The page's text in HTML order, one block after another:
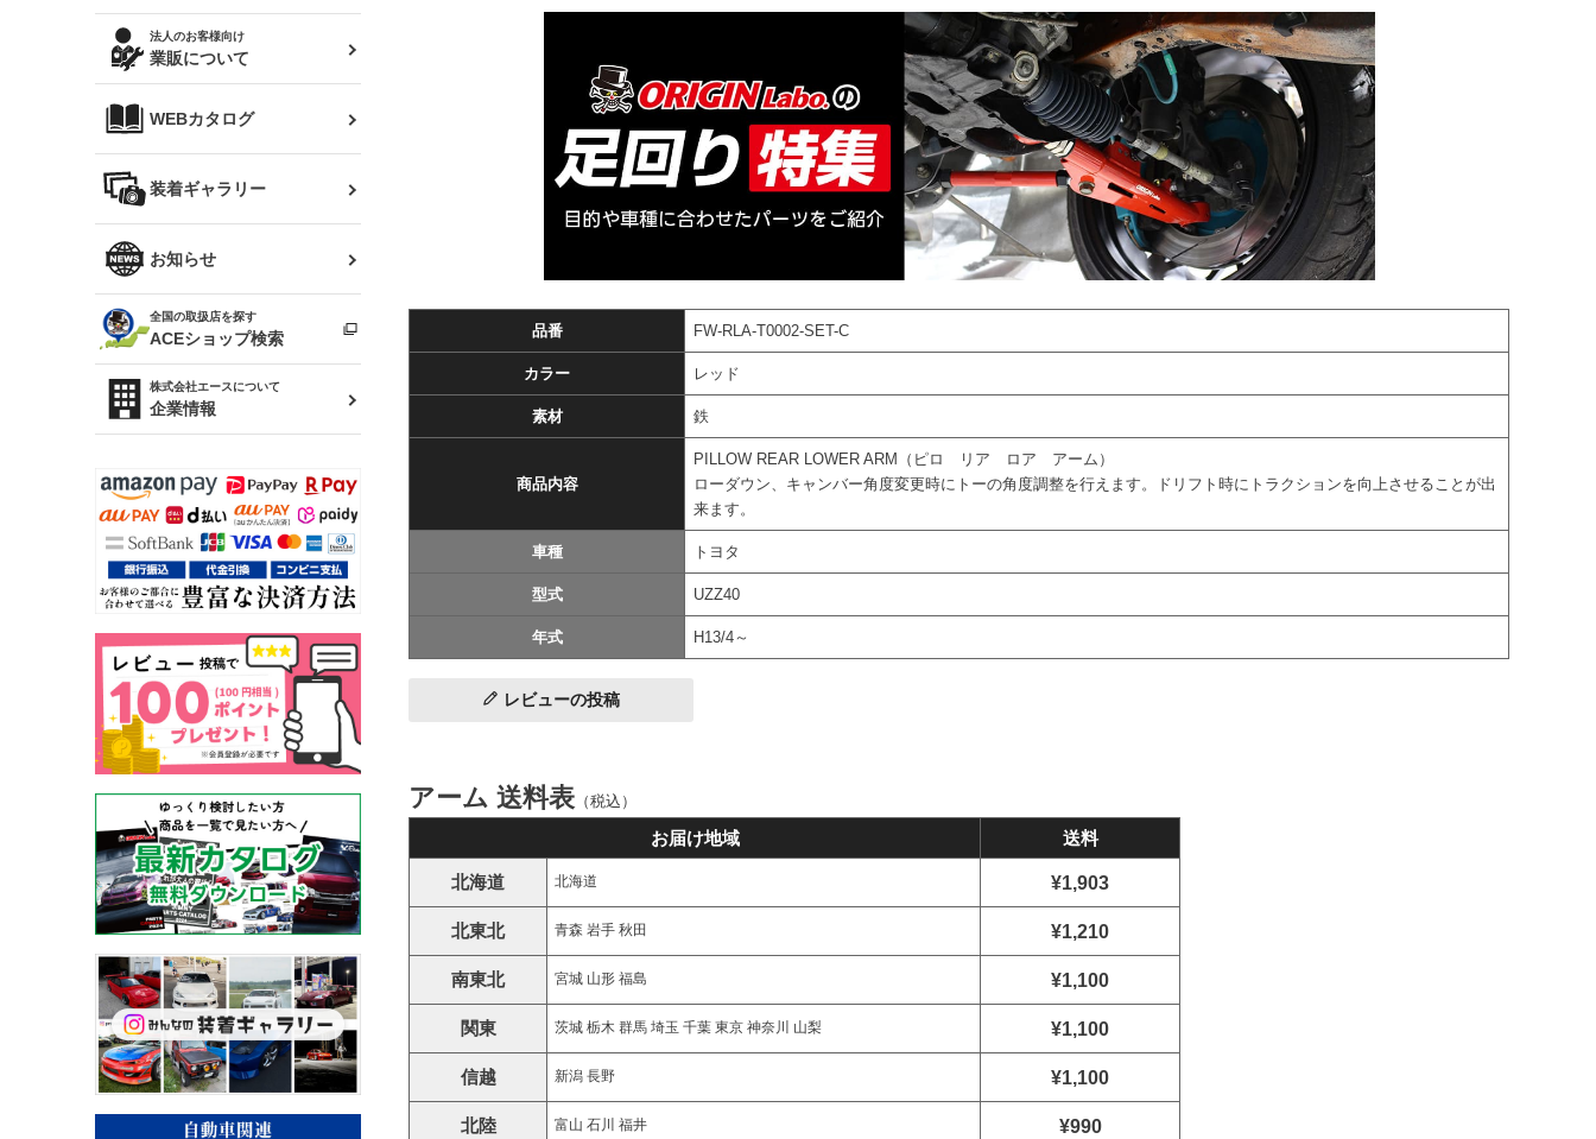
マフラー
トレノ
マークX
クラウン
クラウンマジェスタ
アリスト
ソアラ
アルテッツァ
プロボックス
RAV4
ワンビア
Z32 フェアレディZ
R34 スカイライン
スカイライン
（ER34/R33/ECR33/R32）
キャラバン
ローレル
セフィーロ
タオル
帽子
バッグ
ファッション小物
雑貨・ステーショナリー
ベビー用品
閲覧履歴
ニュースレターお申し込み
法人のお客様向け
業販について
WEBカタログ
装着ギャラリー
お知らせ
全国の取扱店を探す
ACEショップ検索
株式会社エースについて
企業情報
品番 FW-RLA-T0002-SET-C
カラー レッド
素材 鉄
商品内容
PILLOW REAR LOWER ARM（ピロ リア ロア アーム）
ローダウン、キャンバー角度変更時にトーの角度調整を行えます。ドリフト時にトラクションを向上させることが出
来ます。
車種 トヨタ
型式 UZZ40
年式 H13/4～
レビューの投稿
アーム 送料表 （税込）
お届け地域 送料
北海道 北海道 ¥1,903
北東北 青森 岩手 秋田 ¥1,210
南東北 宮城 山形 福島 ¥1,100
関東 茨城 栃木 群馬 埼玉 千葉 東京 神奈川 山梨 ¥1,100
信越 新潟 長野 ¥1,100
北陸 富山 石川 福井 ¥990